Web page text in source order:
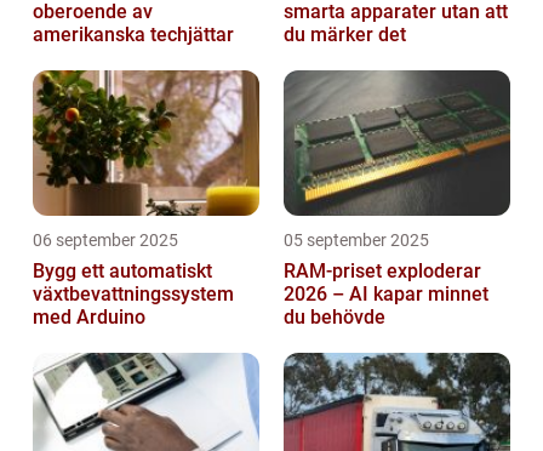
oberoende av
amerikanska techjättar
smarta apparater utan att
du märker det
06 september 2025
Bygg ett automatiskt
växtbevattningssystem
med Arduino
05 september 2025
RAM-priset exploderar
2026 – AI kapar minnet
du behövde